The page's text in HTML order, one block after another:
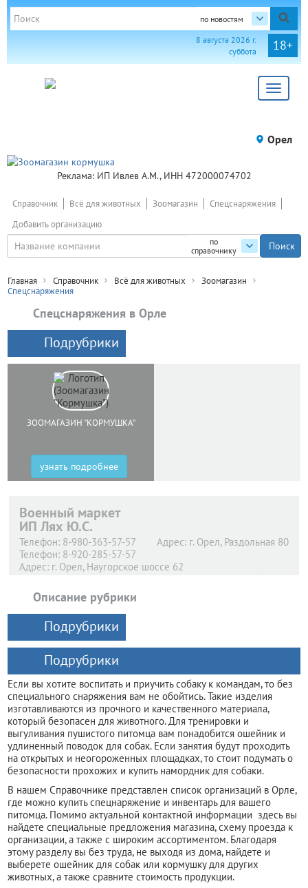
по новостям
18+
8 августа 2026 г.
суббота
Toggle
Орел
Реклама: ИП Ивлев А.М., ИНН 472000074702
по
справочнику
Справочник Всё для животных Зоомагазин
Спецснаряжения
Добавить организацию
Главная Справочник Всё для животных
Зоомагазин
Спецснаряжения
Спецснаряжения в Орле
Подрубрики
ЗООМАГАЗИН "КОРМУШКА"
узнать подробнее
Военный маркет
ИП Лях Ю.С.
Телефон: 8-980-363-57-57 Адрес: г. Орел, Раздольная 80
Телефон: 8-920-285-57-57
Адрес: г. Орел, Наугорское шоссе 62
60 Лет Октября, 14
Описание рубрики
Подрубрики
Подрубрики
Если вы хотите воспитать и приучить собаку к командам, то без
специального снаряжения вам не обойтись. Такие изделия
изготавливаются из прочного и качественного материала,
который безопасен для животного. Для тренировки и
выгуливания пушистого питомца вам понадобится ошейник и
удлиненный поводок для собак. Если занятия будут проходить
на открытых и неогороженных площадках, то стоит подумать о
безопасности прохожих и купить намордник для собаки.
В нашем Справочнике представлен список организаций в Орле,
где можно купить спецнаряжение и инвентарь для вашего
питомца. Помимо актуальной контактной информации здесь вы
найдете специальные предложения магазина, схему проезда к
организации, а также с широким ассортиментом. Благодаря
этому разделу вы без труда, не выходя из дома, найдете и
выберете ошейник для собак или кормушку для других
животных, а также сравните стоимость продукции.